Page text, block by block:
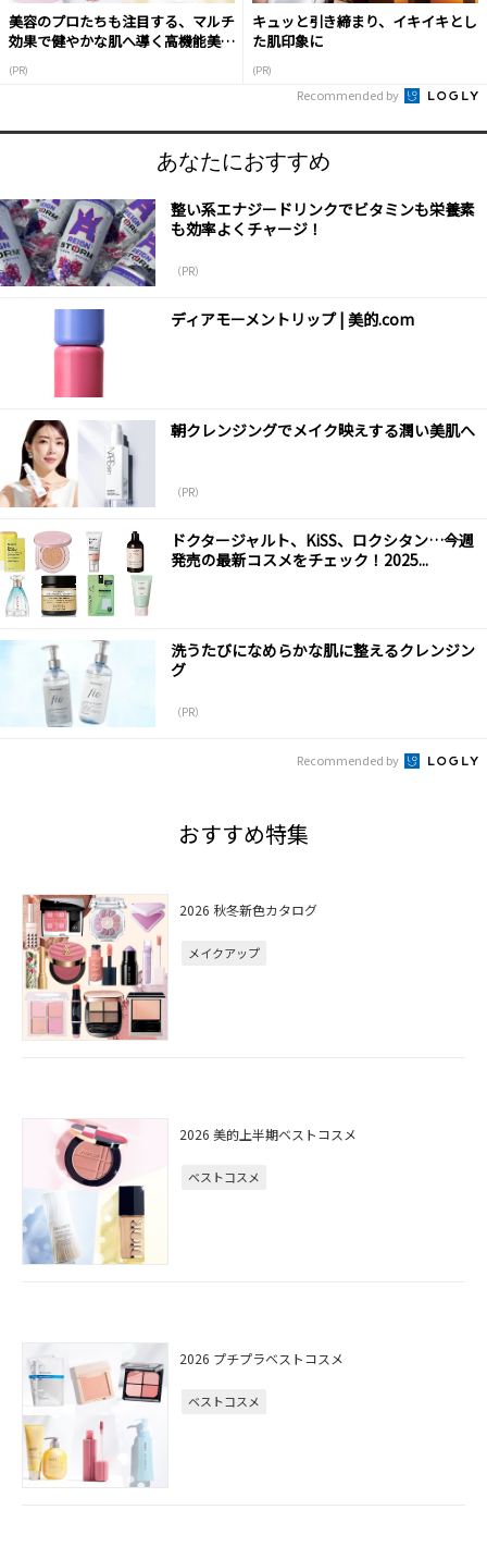
美容のプロたちも注目する、マルチ
効果で健やかな肌へ導く高機能美容
(PR)
キュッと引き締まり、イキイキとし
た肌印象に
(PR)
Recommended by
あなたにおすすめ
整い系エナジードリンクでビタミンも栄養素
も効率よくチャージ！
（PR）
ディアモーメントリップ | 美的.com
朝クレンジングでメイク映えする潤い美肌へ
（PR）
ドクタージャルト、KiSS、ロクシタン…今週
発売の最新コスメをチェック！2025...
洗うたびになめらかな肌に整えるクレンジン
グ
（PR）
Recommended by
おすすめ特集
2026 秋冬新色カタログ
メイクアップ
2026 美的上半期ベストコスメ
ベストコスメ
2026 プチプラベストコスメ
ベストコスメ